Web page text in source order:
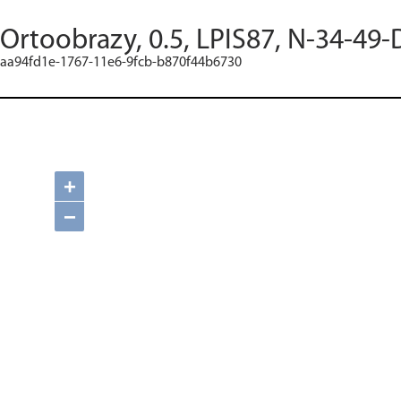
Ortoobrazy, 0.5, LPIS87, N-34-49-
aa94fd1e-1767-11e6-9fcb-b870f44b6730
+
−